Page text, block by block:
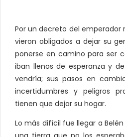
Por un decreto del emperador
vieron obligados a dejar su
ponerse en camino para ser
iban llenos de esperanza y
vendría; sus pasos en
incertidumbres y peligros
tienen que dejar su hogar.
Lo más difícil fue llegar a